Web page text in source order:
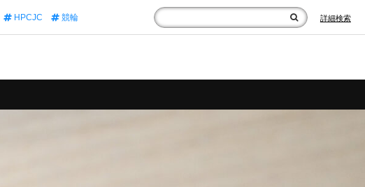
HPCJC 競輪 詳細検索